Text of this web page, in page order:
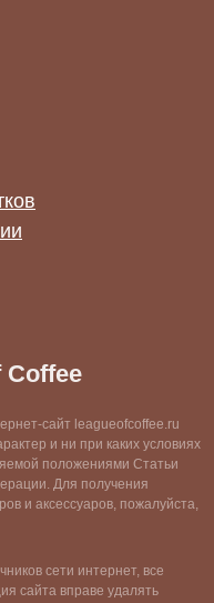
Coffee
сайт leagueofcoffee.ru
и ни при каких условиях
положениями Статьи
Для получения
и аксессуаров, пожалуйста,
сети интернет, все
сайта вправе удалять